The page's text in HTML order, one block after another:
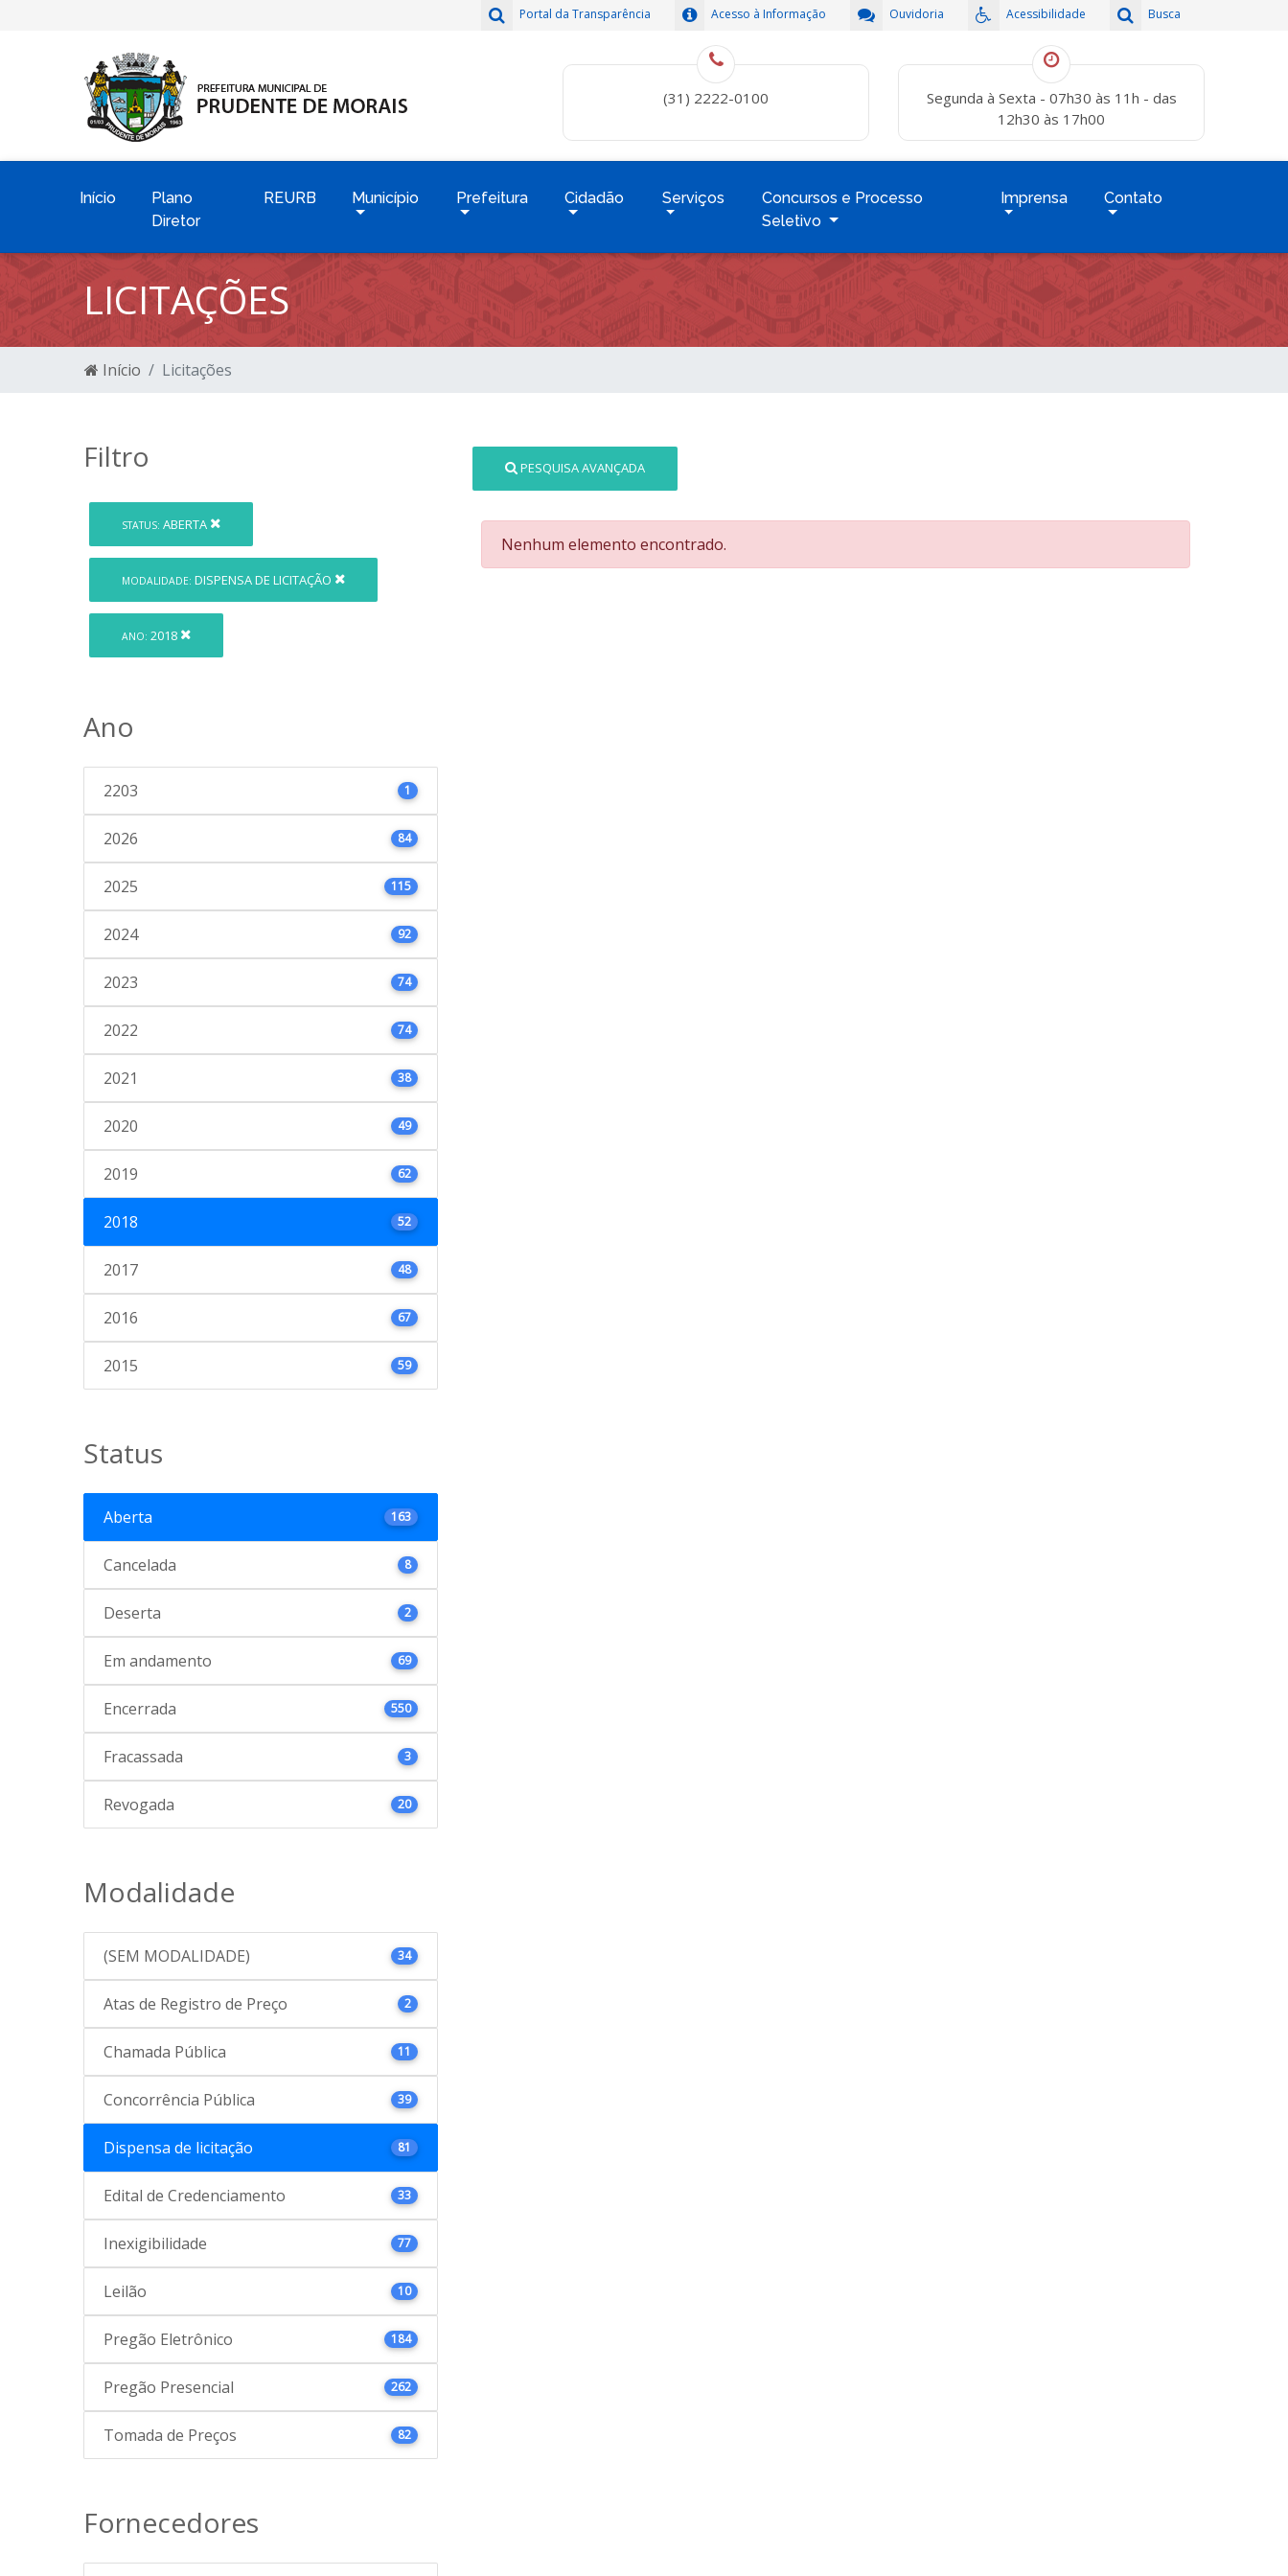
Busca
Acessibilidade
Ouvidoria
Acesso à Informação
Portal da Transparência
(31) 2222-0100
Segunda à Sexta - 07h30 às 11h - das
12h30 às 17h00
Início
Plano
Diretor
REURB Município Prefeitura Cidadão Serviços
Concursos e Processo
Seletivo
Imprensa Contato
LICITAÇÕES
Início Licitações
Filtro
STATUS: ABERTA
MODALIDADE: DISPENSA DE LICITAÇÃO
ANO: 2018
Ano
2203 1
2026 84
2025 115
2024 92
2023 74
2022 74
2021 38
2020 49
2019 62
2018 52
2017 48
2016 67
2015 59
Status
Aberta 163
Cancelada 8
Deserta 2
Em andamento 69
Encerrada 550
Fracassada 3
Revogada 20
Modalidade
(SEM MODALIDADE) 34
Atas de Registro de Preço 2
Chamada Pública 11
Concorrência Pública 39
Dispensa de licitação 81
Edital de Credenciamento 33
Inexigibilidade 77
Leilão 10
Pregão Eletrônico 184
Pregão Presencial 262
Tomada de Preços 82
Fornecedores
PESQUISA AVANÇADA
Nenhum elemento encontrado.